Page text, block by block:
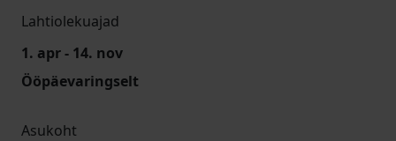
Lahtiolekuajad
1. apr - 14. nov
Ööpäevaringselt
Asukoht